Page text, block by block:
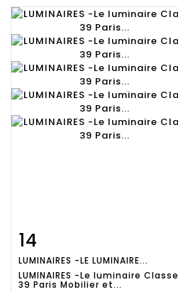
détaillée
14
LUMINAIRES -LE LUMINAIRE...
LUMINAIRES -Le luminaire Classe
39 Paris Mobilier et...